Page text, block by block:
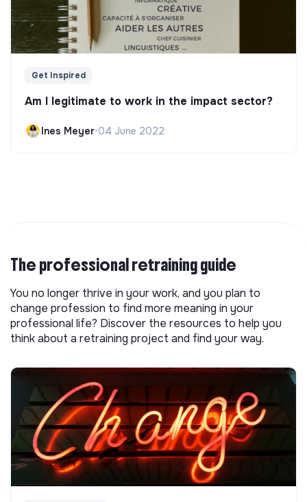
Get Inspired
Am I legitimate to work in the impact sector?
Ines Meyer•04 June 2022
The professional retraining guide
You no longer thrive in your work, and you plan to
change profession to find more meaning in your
professional life? Discover the resources to help you
think about a retraining project and find your way.